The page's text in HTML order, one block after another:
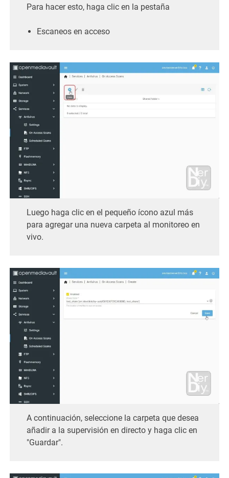
Para hacer esto, haga clic en la pestaña
Escaneos en acceso
Luego haga clic en el pequeño ícono azul más
para agregar una nueva carpeta al monitoreo en
vivo.
A continuación, seleccione la carpeta que desea
añadir a la supervisión en directo y haga clic en
"Guardar".